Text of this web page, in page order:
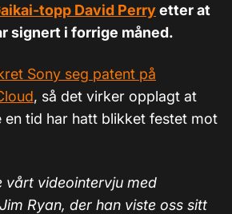
topp David Perryetter at
signert i forrige måned.
Sony seg patent på
, så det virker opplagt at
en tid har hatt blikket festet mot
vårt videointervju med
Ryan, der han viste oss sitt